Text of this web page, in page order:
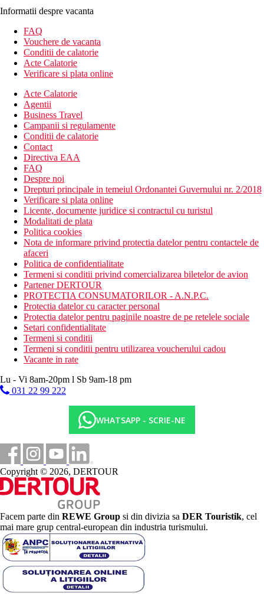
Informatii despre vacanta
FAQ
Vouchere de vacanta
Conditii de calatorie
Acte Calatorie
Verificare si plata online
Acte Calatorie
Agentii
Business Travel
Campanii si regulamente
Conditii de calatorie
Contact
Directiva EAA
FAQ
Despre noi
Drepturi principale in temeiul Ordonantei Guvernului nr. 2/2018
Verificare si plata online
Licente, documente juridice si contractul cu turistul
Modalitati de plata
Politica cookies
Nota de informare privind protectia datelor pentru contactele de
afaceri
Politica de confidentialitate
Termeni si conditii privind comercializarea biletelor de avion
Partener DERTOUR
PROTECTIA CONSUMATORILOR - A.N.P.C.
Protectia datelor cu caracter personal
Protectia datelor pentru paginile noastre de pe retelele sociale
Setari confidentialitate
Termeni si conditii
Termeni si conditii pentru utilizarea voucherului cadou
Vacante in rate
Lu - Vi 8am-20pm l Sb 9am-18 pm
031 22 99 222
WHATSAPP - SCRIE-NE
Copyright © 2026, DERTOUR
Facem parte din REWE Group si din divizia sa DER Touristik, cel
mai mare grup central-european din industria turismului.